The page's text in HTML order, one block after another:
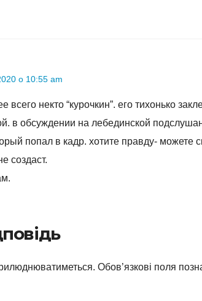
о 10:55 am
всего некто “курочкин”. его тихонько
в обсуждении на лебединской
попал в кадр. хотите правду- можете
создаст.
Обов’язкові поля